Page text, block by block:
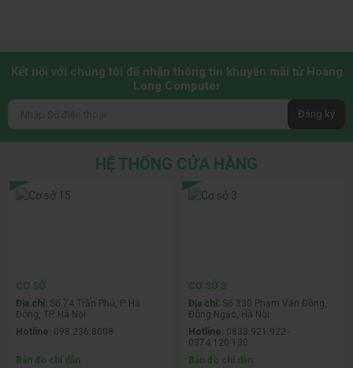
Kết nối với chúng tôi để nhận thông tin khuyến mãi từ Hoàng
Long Computer
Đăng ký
HỆ THỐNG CỬA HÀNG
CƠ SỞ
Địa chỉ: Số 74 Trần Phú, P. Hà
Đông, TP. Hà Nội
Hotline: 098.236.8008
Bản đồ chỉ dẫn
CƠ SỞ 3
Địa chỉ: Số 330 Phạm Văn Đồng,
Đông Ngạc, Hà Nội
Hotline: 0833.921.922 -
0374.120.130
Bản đồ chỉ dẫn